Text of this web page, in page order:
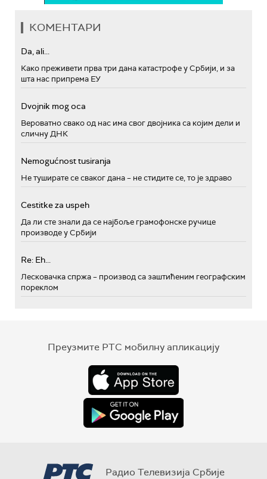
КОМЕНТАРИ
Da, ali...
Како преживети прва три дана катастрофе у Србији, и за
шта нас припрема ЕУ
Dvojnik mog oca
Вероватно свако од нас има свог двојника са којим дели и
сличну ДНК
Nemogućnost tusiranja
Не туширате се сваког дана – не стидите се, то је здраво
Cestitke za uspeh
Да ли сте знали да се најбоље грамофонске ручице
производе у Србији
Re: Eh...
Лесковачка спржа – производ са заштићеним географским
пореклом
Преузмите РТС мобилну апликацију
Радио Телевизија Србије